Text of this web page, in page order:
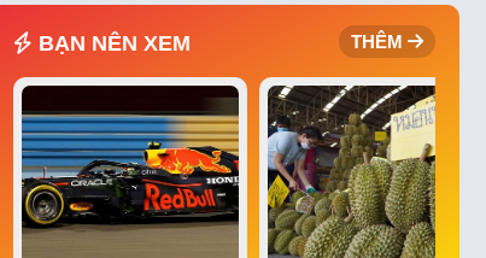
BẠN NÊN XEM THÊM